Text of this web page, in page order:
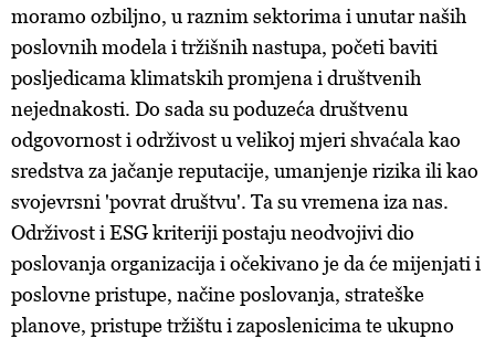
moramo ozbiljno, u raznim sektorima i unutar naših
poslovnih modela i tržišnih nastupa, početi baviti
posljedicama klimatskih promjena i društvenih
nejednakosti. Do sada su poduzeća društvenu
odgovornost i održivost u velikoj mjeri shvaćala kao
sredstva za jačanje reputacije, umanjenje rizika ili kao
svojevrsni 'povrat društvu'. Ta su vremena iza nas.
Održivost i ESG kriteriji postaju neodvojivi dio
poslovanja organizacija i očekivano je da će mijenjati i
poslovne pristupe, načine poslovanja, strateške
planove, pristupe tržištu i zaposlenicima te ukupno